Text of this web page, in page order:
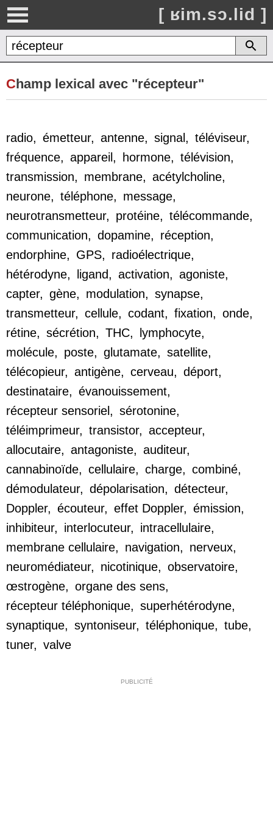
[ ʁim.sɔ.lid ]
Champ lexical avec "récepteur"
radio, émetteur, antenne, signal, téléviseur,
fréquence, appareil, hormone, télévision,
transmission, membrane, acétylcholine,
neurone, téléphone, message,
neurotransmetteur, protéine, télécommande,
communication, dopamine, réception,
endorphine, GPS, radioélectrique,
hétérodyne, ligand, activation, agoniste,
capter, gène, modulation, synapse,
transmetteur, cellule, codant, fixation, onde,
rétine, sécrétion, THC, lymphocyte,
molécule, poste, glutamate, satellite,
télécopieur, antigène, cerveau, déport,
destinataire, évanouissement,
récepteur sensoriel, sérotonine,
téléimprimeur, transistor, accepteur,
allocutaire, antagoniste, auditeur,
cannabinoïde, cellulaire, charge, combiné,
démodulateur, dépolarisation, détecteur,
Doppler, écouteur, effet Doppler, émission,
inhibiteur, interlocuteur, intracellulaire,
membrane cellulaire, navigation, nerveux,
neuromédiateur, nicotinique, observatoire,
œstrogène, organe des sens,
récepteur téléphonique, superhétérodyne,
synaptique, syntoniseur, téléphonique, tube,
tuner, valve
PUBLICITÉ